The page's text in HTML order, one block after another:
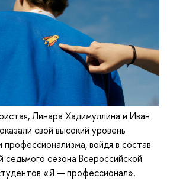
Линара Хадимуллина и Иван
свой высокий уровень
профессионализма, войдя в состав
седьмого сезона Всероссийской
«Я — профессионал».